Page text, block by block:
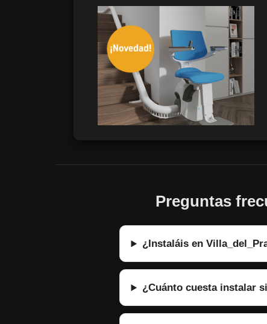
Preguntas
¿Instaláis en
¿Cuánto cuesta instalar